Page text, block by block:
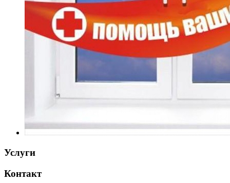
Услуги
Контакт